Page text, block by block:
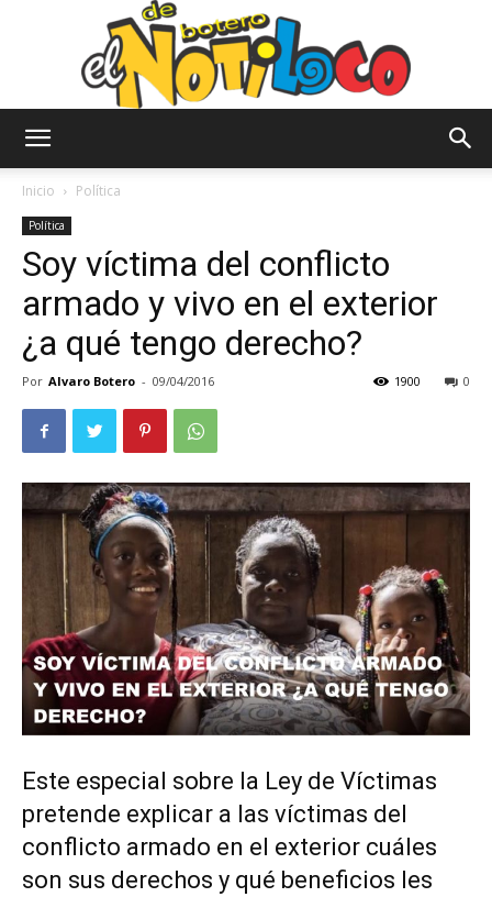
Notiloco
de
Inicio Política
Política
Soy víctima del conflicto
armado y vivo en el exterior
¿a qué tengo derecho?
Por Alvaro Botero - 09/04/2016 0
1900
Este especial sobre la Ley de Víctimas
pretende explicar a las víctimas del
conflicto armado en el exterior cuáles
son sus derechos y qué beneficios les